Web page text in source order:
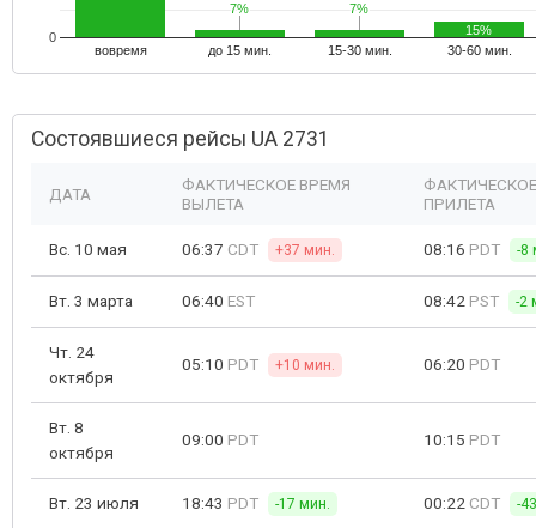
вовремя до 15 мин. 15-30 мин. 30-60 мин.
0
7%
7% 7%
7%
15%
Состоявшиеся рейсы UA 2731
ДАТА
ФАКТИЧЕСКОЕ ВРЕМЯ
ВЫЛЕТА
ПРИЛЕТА
Вс. 10 мая 06:37 CDT +37 мин. 08:16 PDT -8
Вт. 3 марта 06:40 EST 08:42 PST -2
Чт. 24
октября
05:10 PDT +10 мин. 06:20 PDT
Вт. 8
октября
09:00 PDT 10:15 PDT
Вт. 23 июля 18:43 PDT -17 мин. 00:22 CDT -